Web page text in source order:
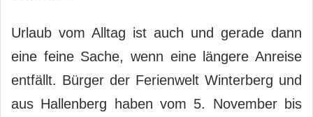
Urlaub vom Alltag ist auch und gerade dann
eine feine Sache, wenn eine längere Anreise
entfällt. Bürger der Ferienwelt Winterberg und
aus Hallenberg haben vom 5. November bis